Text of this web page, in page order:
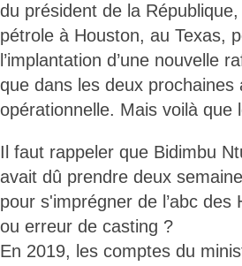
du président de la
pétrole à Houston, au Texas,
l’implantation d’une nouvelle
que dans les deux
opérationnelle. Mais voilà
Il faut rappeler que Bidimbu
avait dû prendre deux
pour s'imprégner de l’abc
ou erreur de casting ?
En 2019, les comptes du